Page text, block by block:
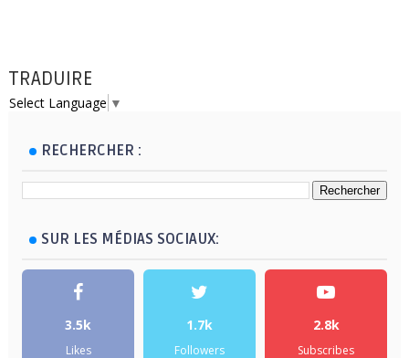
TRADUIRE
Select Language ▼
RECHERCHER :
SUR LES MÉDIAS SOCIAUX:
3.5k
Likes
1.7k
Followers
2.8k
Subscribes